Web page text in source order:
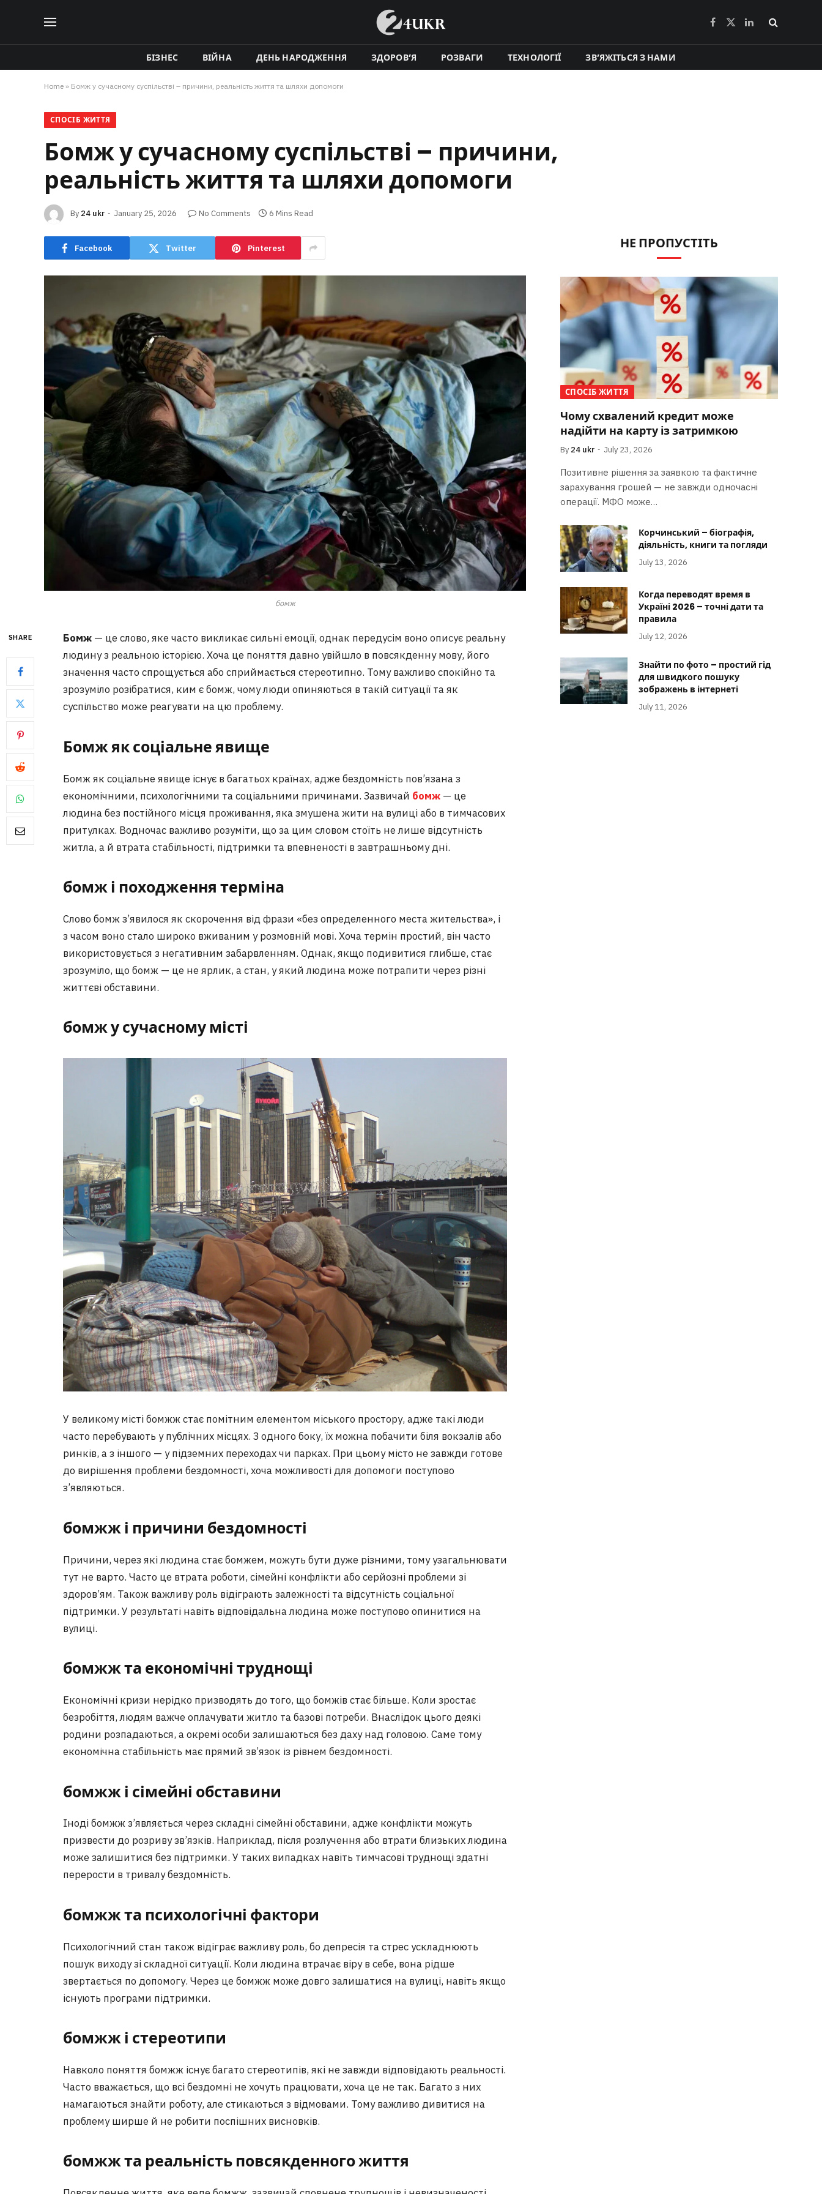
Facebook
X
LinkedIn
БІЗНЕС ВІЙНА ДЕНЬ НАРОДЖЕННЯ ЗДОРОВ’Я РОЗВАГИ ТЕХНОЛОГІЇ ЗВ’ЯЖІТЬСЯ З НАМИ
Home » Бомж у сучасному суспільстві – причини, реальність життя та шляхи допомоги
СПОСІБ ЖИТТЯ
Бомж у сучасному суспільстві – причини,
реальність життя та шляхи допомоги
By 24 ukr January 25, 2026 No Comments 6 Mins Read
Facebook Twitter Pinterest
бомж
SHARE Бомж — це слово, яке часто викликає сильні емоції, однак передусім воно описує реальну
людину з реальною історією. Хоча це поняття давно увійшло в повсякденну мову, його
значення часто спрощується або сприймається стереотипно. Тому важливо спокійно та
зрозуміло розібратися, ким є бомж, чому люди опиняються в такій ситуації та як
суспільство може реагувати на цю проблему.
Бомж як соціальне явище
Бомж як соціальне явище існує в багатьох країнах, адже бездомність пов’язана з
економічними, психологічними та соціальними причинами. Зазвичай бомж — це
людина без постійного місця проживання, яка змушена жити на вулиці або в тимчасових
притулках. Водночас важливо розуміти, що за цим словом стоїть не лише відсутність
житла, а й втрата стабільності, підтримки та впевненості в завтрашньому дні.
бомж і походження терміна
Слово бомж з’явилося як скорочення від фрази «без определенного места жительства», і
з часом воно стало широко вживаним у розмовній мові. Хоча термін простий, він часто
використовується з негативним забарвленням. Однак, якщо подивитися глибше, стає
зрозуміло, що бомж — це не ярлик, а стан, у який людина може потрапити через різні
життєві обставини.
бомж у сучасному місті
У великому місті бомжж стає помітним елементом міського простору, адже такі люди
часто перебувають у публічних місцях. З одного боку, їх можна побачити біля вокзалів або
ринків, а з іншого — у підземних переходах чи парках. При цьому місто не завжди готове
до вирішення проблеми бездомності, хоча можливості для допомоги поступово
з’являються.
бомжж і причини бездомності
Причини, через які людина стає бомжем, можуть бути дуже різними, тому узагальнювати
тут не варто. Часто це втрата роботи, сімейні конфлікти або серйозні проблеми зі
здоров’ям. Також важливу роль відіграють залежності та відсутність соціальної
підтримки. У результаті навіть відповідальна людина може поступово опинитися на
вулиці.
бомжж та економічні труднощі
Економічні кризи нерідко призводять до того, що бомжів стає більше. Коли зростає
безробіття, людям важче оплачувати житло та базові потреби. Внаслідок цього деякі
родини розпадаються, а окремі особи залишаються без даху над головою. Саме тому
економічна стабільність має прямий зв’язок із рівнем бездомності.
бомжж і сімейні обставини
Іноді бомжж з’являється через складні сімейні обставини, адже конфлікти можуть
призвести до розриву зв’язків. Наприклад, після розлучення або втрати близьких людина
може залишитися без підтримки. У таких випадках навіть тимчасові труднощі здатні
перерости в тривалу бездомність.
бомжж та психологічні фактори
Психологічний стан також відіграє важливу роль, бо депресія та стрес ускладнюють
пошук виходу зі складної ситуації. Коли людина втрачає віру в себе, вона рідше
звертається по допомогу. Через це бомжж може довго залишатися на вулиці, навіть якщо
існують програми підтримки.
бомжж і стереотипи
Навколо поняття бомжж існує багато стереотипів, які не завжди відповідають реальності.
Часто вважається, що всі бездомні не хочуть працювати, хоча це не так. Багато з них
намагаються знайти роботу, але стикаються з відмовами. Тому важливо дивитися на
проблему ширше й не робити поспішних висновків.
бомжж та реальність повсякденного життя
НЕ ПРОПУСТІТЬ
СПОСІБ ЖИТТЯ
Чому схвалений кредит може
надійти на карту із затримкою
By 24 ukr July 23, 2026
Позитивне рішення за заявкою та фактичне
зарахування грошей — не завжди одночасні
операції. МФО може…
Корчинський – біографія,
діяльність, книги та погляди
July 13, 2026
Когда переводят время в
Україні 2026 – точні дати та
правила
July 12, 2026
Знайти по фото – простий гід
для швидкого пошуку
зображень в інтернеті
July 11, 2026